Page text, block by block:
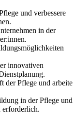
und verbessere
in der
innovativen
der Pflege und arbeite
in der Pflege und
erforderlich.